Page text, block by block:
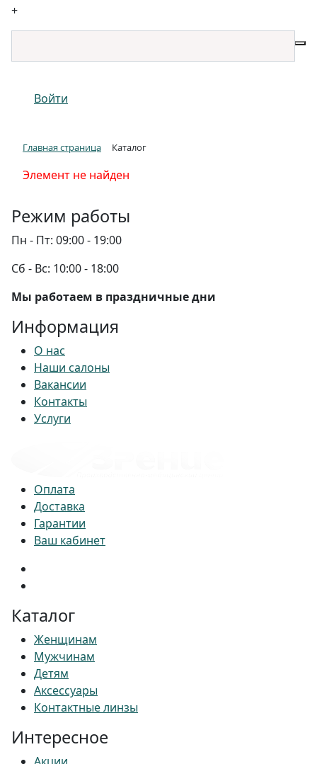
+
Войти
Главная страница Каталог
Элемент не найден
Режим работы
Пн - Пт: 09:00 - 19:00
Сб - Вс: 10:00 - 18:00
Мы работаем в праздничные дни
Информация
О нас
Наши салоны
Вакансии
Контакты
Услуги
Оплата
Доставка
Гарантии
Ваш кабинет
Каталог
Женщинам
Мужчинам
Детям
Аксессуары
Контактные линзы
Интересное